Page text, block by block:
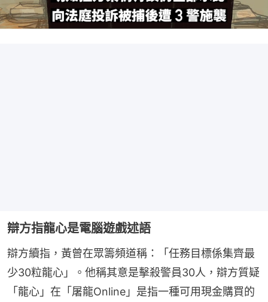
辯方指龍心是電腦遊戲述語
辯方續指，黃曾在眾籌頻道稱：「任務目標係集齊最
少30粒龍心」。他稱其意是擊殺警員30人，辯方質疑
「龍心」在「屠龍Online」是指一種可用現金購買的